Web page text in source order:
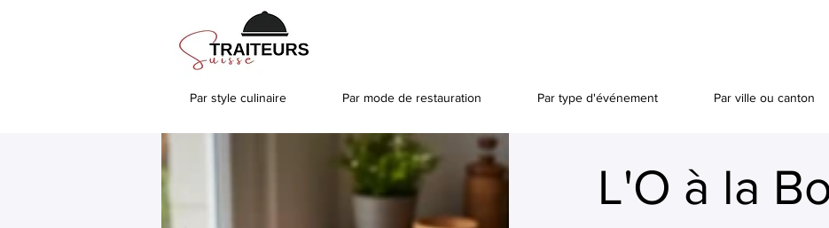
Par style culinaire Par mode de restauration Par type d'événement Par ville ou canton
L'O à la